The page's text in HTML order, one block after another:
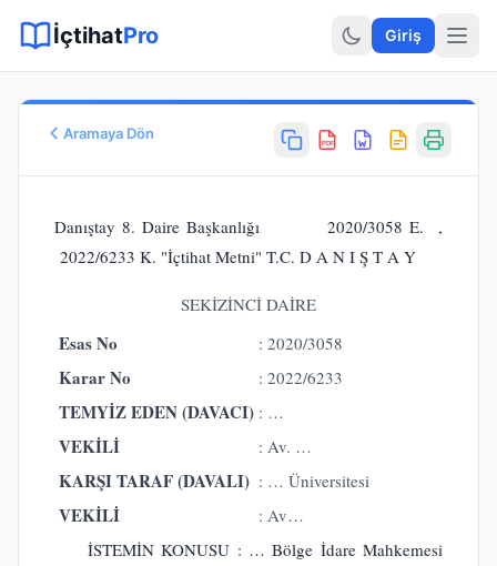
Hukuki Araçlar
İçtihatPro Giriş
Aramaya Dön
PDF
Karar No
2022/6233
Karar Sonucu
ONANMASINA
Hukuk Alanı
Danıştay 8. Daire Başkanlığı 2020/3058 E. ,
2022/6233 K. "İçtihat Metni" T.C. D A N I Ş T A Y
SEKİZİNCİ DAİRE
Esas No : 2020/3058
Karar No : 2022/6233
TEMYİZ EDEN (DAVACI) : …
VEKİLİ : Av. …
KARŞI TARAF (DAVALI) : … Üniversitesi
VEKİLİ
: Av…
İSTEMİN KONUSU : … Bölge İdare Mahkemesi